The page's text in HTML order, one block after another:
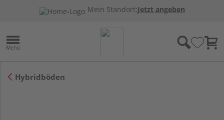
Mein Standort:Jetzt angeben
Hybridböden